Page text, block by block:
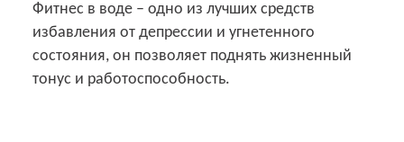
Фитнес в воде – одно из лучших средств
избавления от депрессии и угнетенного
состояния, он позволяет поднять жизненный
тонус и работоспособность.